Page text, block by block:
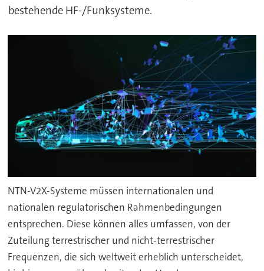
bestehende HF-/Funksysteme.
NTN-V2X-Systeme müssen internationalen und
nationalen regulatorischen Rahmenbedingungen
entsprechen. Diese können alles umfassen, von der
Zuteilung terrestrischer und nicht-terrestrischer
Frequenzen, die sich weltweit erheblich unterscheidet,